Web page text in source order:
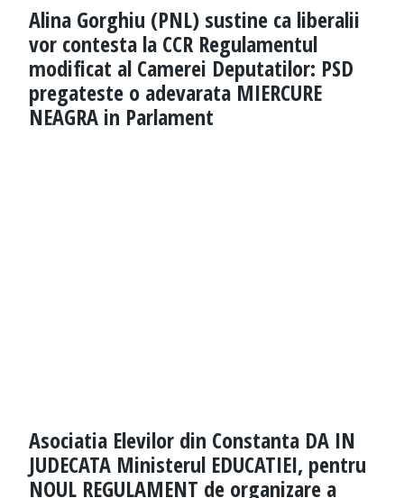
Alina Gorghiu (PNL) sustine ca liberalii
vor contesta la CCR Regulamentul
modificat al Camerei Deputatilor: PSD
pregateste o adevarata MIERCURE
NEAGRA in Parlament
Asociatia Elevilor din Constanta DA IN
JUDECATA Ministerul EDUCATIEI, pentru
NOUL REGULAMENT de organizare a